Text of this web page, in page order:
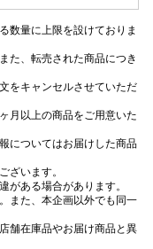
数量に上限を設けておりま
た、転売された商品につき
をキャンセルさせていただ
月以上の商品をご用意いた
についてはお届けした商品
ざいます。
がある場合があります。
また、本企画以外でも同一
舗在庫品やお届け商品と異